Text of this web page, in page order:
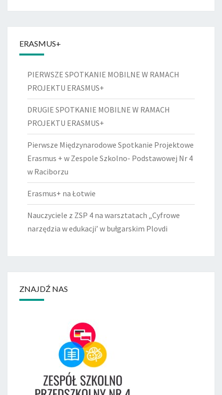
ERASMUS+
PIERWSZE SPOTKANIE MOBILNE W RAMACH
PROJEKTU ERASMUS+
DRUGIE SPOTKANIE MOBILNE W RAMACH
PROJEKTU ERASMUS+
Pierwsze Międzynarodowe Spotkanie Projektowe
Erasmus + w Zespole Szkolno- Podstawowej Nr 4
w Raciborzu
Erasmus+ na Łotwie
Nauczyciele z ZSP 4 na warsztatach „Cyfrowe
narzędzia w edukacji’ w bułgarskim Plovdi
ZNAJDŹ NAS